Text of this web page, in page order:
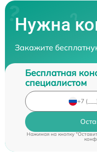
Нужна
Закажите
Бесплатная
специалистом
Нажимая на кнопку